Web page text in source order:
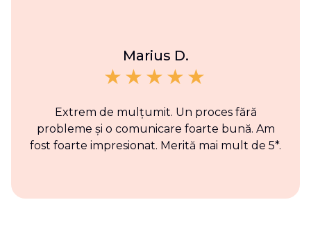
Marius D.
Extrem de mulțumit. Un proces fără
probleme și o comunicare foarte bună. Am
fost foarte impresionat. Merită mai mult de 5*.